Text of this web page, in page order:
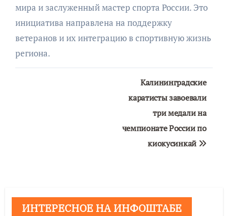
мира и заслуженный мастер спорта России. Это
инициатива направлена на поддержку
ветеранов и их интеграцию в спортивную жизнь
региона.
Калининградские
каратисты завоевали
три медали на
чемпионате России по
киокусинкай
ИНТЕРЕСНОЕ НА ИНФОШТАБЕ